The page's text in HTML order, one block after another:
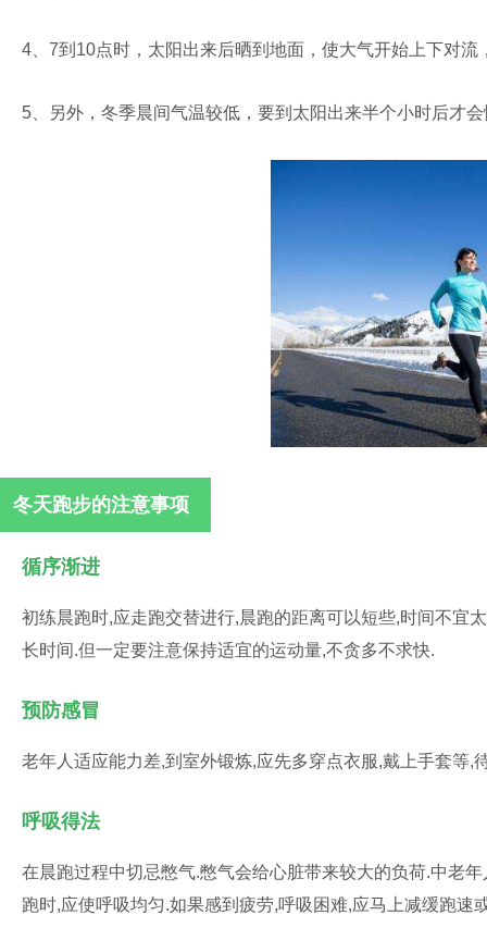
4、7到10点时，太阳出来后晒到地面，使大气开始上下对
5、另外，冬季晨间气温较低，要到太阳出来半个小时后才
冬天跑步的注意事项
循序渐进
初练晨跑时,应走跑交替进行,晨跑的距离可以短些,时间不宜
长时间.但一定要注意保持适宜的运动量,不贪多不求快.
预防感冒
老年人适应能力差,到室外锻炼,应先多穿点衣服,戴上手套等,
呼吸得法
在晨跑过程中切忌憋气.憋气会给心脏带来较大的负荷.中老
跑时,应使呼吸均匀.如果感到疲劳,呼吸困难,应马上减缓跑速